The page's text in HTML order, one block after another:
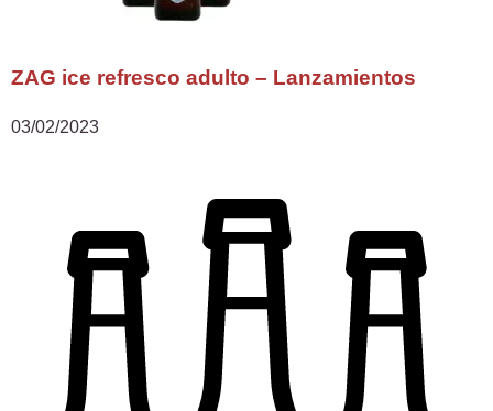
ZAG ice refresco adulto – Lanzamientos
03/02/2023